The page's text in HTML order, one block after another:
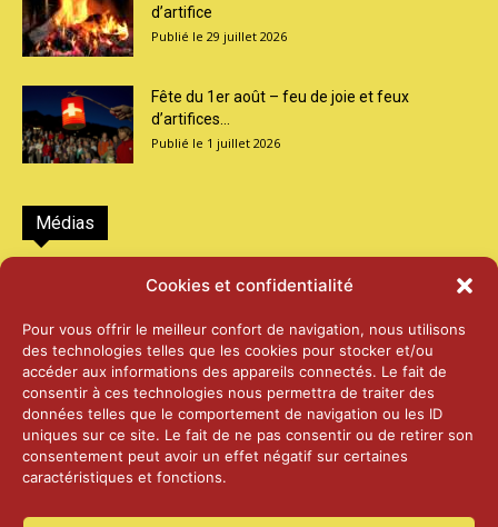
Cookies et confidentialité
Pour vous offrir le meilleur confort de navigation, nous utilisons
des technologies telles que les cookies pour stocker et/ou
accéder aux informations des appareils connectés. Le fait de
consentir à ces technologies nous permettra de traiter des
données telles que le comportement de navigation ou les ID
uniques sur ce site. Le fait de ne pas consentir ou de retirer son
consentement peut avoir un effet négatif sur certaines
caractéristiques et fonctions.
d’artifice
29 juillet 2026
Fête du 1er août – feu de joie et feux
d’artifices...
1 juillet 2026
Médias
2026 – Laiterie d’Orsières et Abbaye de St-
25 juin 2026
2025 – Palais Fédéral – Berne
25 juin 2026
14 janvier 2025